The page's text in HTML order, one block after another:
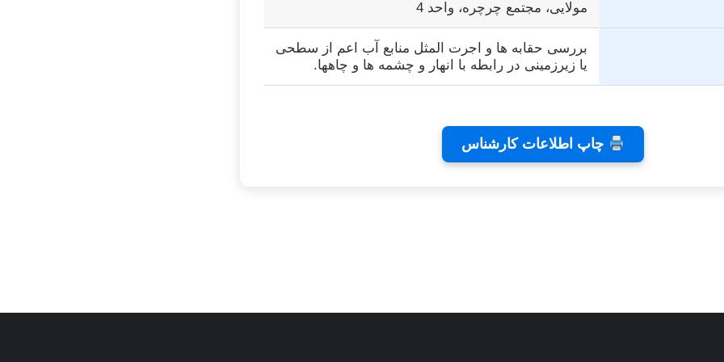
مولایی، مجتمع چرچره، واحد 4
بررسی حقابه ها و اجرت المثل منابع آب اعم از سطحی
یا زیرزمینی در رابطه با انهار و چشمه ها و چاهها.
چاپ اطلاعات کارشناس